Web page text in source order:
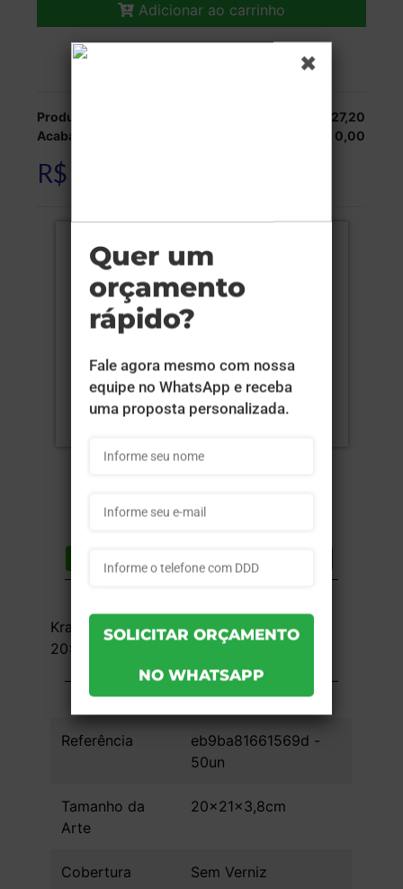
Adicionar ao carrinho
Veja as opções de entrega.
Produção:
R$ 827,20
Acabamentos:
R$ 0,00
R$ 827,20
Lista de desejos Compartilhar
Kraft 240g com Tinta Branca - 4x0 -
20x21x3,8cm - Sem Verniz - 50 unid
INFORMAÇÕES DO PRODUTO
Referência
eb9ba81661569d -
50un
Tamanho da
Arte
20x21x3,8cm
Cobertura Sem Verniz